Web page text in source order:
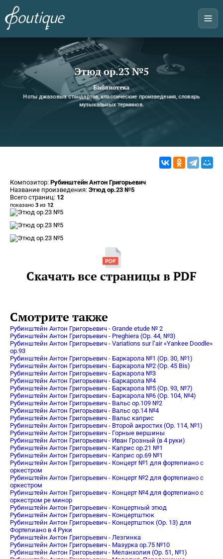
Этюд op.23 №5
Библиотека
Ноты джазовых стандартов, классические произведения, словарь
музыкальных терминов.
Композитор: Рубинштейн Антон Григорьевич
Название произведения: Этюд op.23 №5
Всего страниц: 12
показано 3 из 12
Скачать все страницы в PDF
Смотрите также
Рубинштейн Антон Григорьевич - Grande etude № 2
Рубинштейн Антон Григорьевич - Preghiera (Op. 44, №3)
Рубинштейн Антон Григорьевич - Variations sur l’air «Yankee Doodle»
op.93
Рубинштейн Антон Григорьевич - Баркарола №1 (Op. 30, №1)
Рубинштейн Антон Григорьевич - Баркарола №2 (Op. 45 Bis)
Рубинштейн Антон Григорьевич - Баркарола №3
Рубинштейн Антон Григорьевич - Баркарола №4
Рубинштейн Антон Григорьевич - Баркарола №5 (Op. 93, №7)
Рубинштейн Антон Григорьевич - Баркарола №6 (Op. 104, №4)
Рубинштейн Антон Григорьевич - Вальс op.109 №2
Рубинштейн Антон Григорьевич - Вальс op.14 №4
Рубинштейн Антон Григорьевич - Вальс каприс
Рубинштейн Антон Григорьевич - Второй акростих (Op. 114, №1)
Рубинштейн Антон Григорьевич - Горные вершины
Рубинштейн Антон Григорьевич - Иван Грозный (в 4 руки)
Рубинштейн Антон Григорьевич - Каприс op.21 №1
Рубинштейн Антон Григорьевич - Каприс op.69 №1
Рубинштейн Антон Григорьевич - Концерт №1 для фортепиано с
оркестром
Рубинштейн Антон Григорьевич - Концерт №2 для фортепиано с
оркестром
Рубинштейн Антон Григорьевич - Концерт №4 для фортепиано с
оркестром ре минор
Рубинштейн Антон Григорьевич - Концертный этюд
Рубинштейн Антон Григорьевич - Концертштюк
Рубинштейн Антон Григорьевич - Концертштюк (Op. 13) для
Фортепиано в 4 Руки
Рубинштейн Антон Григорьевич - Лезгинка
Рубинштейн Антон Григорьевич - Мазурка op.75 №10
Рубинштейн Антон Григорьевич - Меланхолия (Op. 51, №1)